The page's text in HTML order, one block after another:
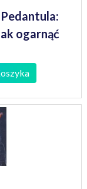
ogarnąć